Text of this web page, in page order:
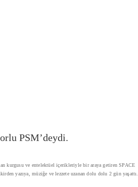
PSM’deydi.
kurgusu ve entelektüel içerikleriyle bir araya getiren SPACE
yazıya, müziğe ve lezzete uzanan dolu dolu 2 gün yaşattı.